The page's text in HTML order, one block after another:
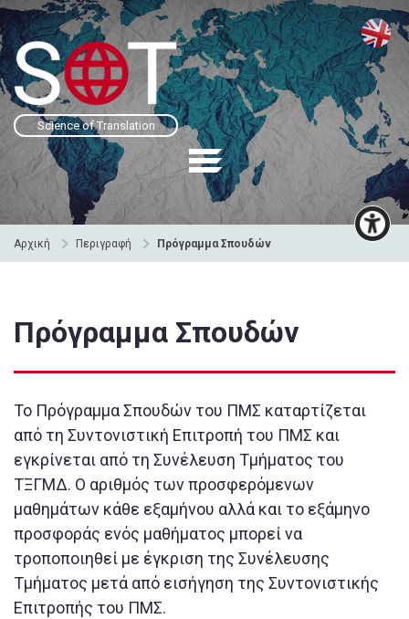
Science of Translation
Αρχική Περιγραφή Πρόγραμμα Σπουδών
Πρόγραμμα Σπουδών
Το Πρόγραμμα Σπουδών του ΠΜΣ καταρτίζεται
από τη Συντονιστική Επιτροπή του ΠΜΣ και
εγκρίνεται από τη Συνέλευση Τμήματος του
ΤΞΓΜΔ. Ο αριθμός των προσφερόμενων
μαθημάτων κάθε εξαμήνου αλλά και το εξάμηνο
προσφοράς ενός μαθήματος μπορεί να
τροποποιηθεί με έγκριση της Συνέλευσης
Τμήματος μετά από εισήγηση της Συντονιστικής
Επιτροπής του ΠΜΣ.